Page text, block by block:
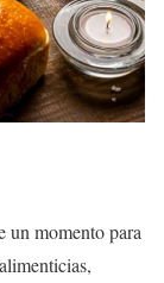
un momento para